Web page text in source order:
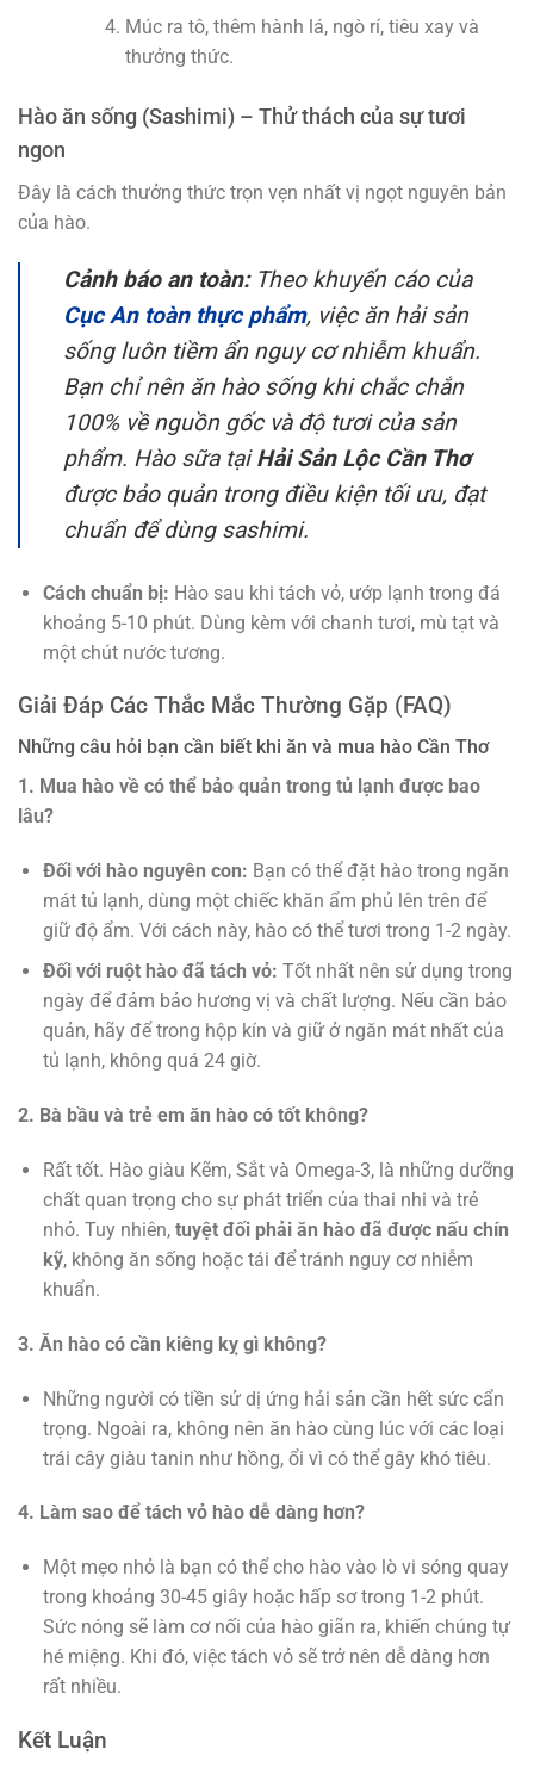
Múc ra tô, thêm hành lá, ngò rí, tiêu xay và
thưởng thức.
Hào ăn sống (Sashimi) – Thử thách của sự tươi
ngon
Đây là cách thưởng thức trọn vẹn nhất vị ngọt nguyên bản
của hào.
Cảnh báo an toàn:Theo khuyến cáo của
Cục An toàn thực phẩm, việc ăn hải sản
sống luôn tiềm ẩn nguy cơ nhiễm khuẩn.
Bạn chỉ nên ăn hào sống khi chắc chắn
100% về nguồn gốc và độ tươi của sản
phẩm. Hào sữa tạiHải Sản Lộc Cần Thơ
được bảo quản trong điều kiện tối ưu, đạt
chuẩn để dùng sashimi.
Cách chuẩn bị: Hào sau khi tách vỏ, ướp lạnh trong đá
khoảng 5-10 phút. Dùng kèm với chanh tươi, mù tạt và
một chút nước tương.
Giải Đáp Các Thắc Mắc Thường Gặp (FAQ)
Những câu hỏi bạn cần biết khi ăn và mua hào Cần Thơ
1. Mua hào về có thể bảo quản trong tủ lạnh được bao
lâu?
Đối với hào nguyên con: Bạn có thể đặt hào trong ngăn
mát tủ lạnh, dùng một chiếc khăn ẩm phủ lên trên để
giữ độ ẩm. Với cách này, hào có thể tươi trong 1-2 ngày.
Đối với ruột hào đã tách vỏ: Tốt nhất nên sử dụng trong
ngày để đảm bảo hương vị và chất lượng. Nếu cần bảo
quản, hãy để trong hộp kín và giữ ở ngăn mát nhất của
tủ lạnh, không quá 24 giờ.
2. Bà bầu và trẻ em ăn hào có tốt không?
Rất tốt. Hào giàu Kẽm, Sắt và Omega-3, là những dưỡng
chất quan trọng cho sự phát triển của thai nhi và trẻ
nhỏ. Tuy nhiên, tuyệt đối phải ăn hào đã được nấu chín
kỹ, không ăn sống hoặc tái để tránh nguy cơ nhiễm
khuẩn.
3. Ăn hào có cần kiêng kỵ gì không?
Những người có tiền sử dị ứng hải sản cần hết sức cẩn
trọng. Ngoài ra, không nên ăn hào cùng lúc với các loại
trái cây giàu tanin như hồng, ổi vì có thể gây khó tiêu.
4. Làm sao để tách vỏ hào dễ dàng hơn?
Một mẹo nhỏ là bạn có thể cho hào vào lò vi sóng quay
trong khoảng 30-45 giây hoặc hấp sơ trong 1-2 phút.
Sức nóng sẽ làm cơ nối của hào giãn ra, khiến chúng tự
hé miệng. Khi đó, việc tách vỏ sẽ trở nên dễ dàng hơn
rất nhiều.
Kết Luận